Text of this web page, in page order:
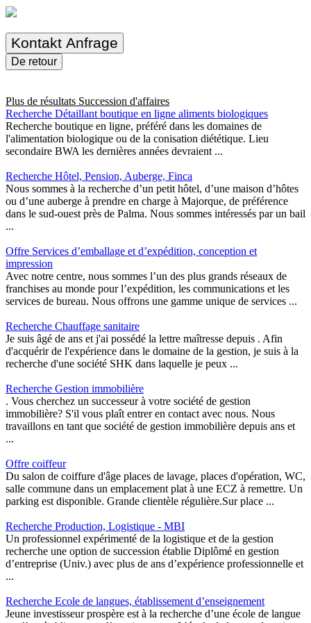
Kontakt Anfrage
De retour
Plus de résultats Succession d'affaires
Recherche Détaillant boutique en ligne aliments biologiques
Recherche boutique en ligne, préféré dans les domaines de
l'alimentation biologique ou de la conisation diététique. Lieu
secondaire BWA les dernières années devraient ...
Recherche Hôtel, Pension, Auberge, Finca
Nous sommes à la recherche d’un petit hôtel, d’une maison d’hôtes
ou d’une auberge à prendre en charge à Majorque, de préférence
dans le sud-ouest près de Palma. Nous sommes intéressés par un bail
...
Offre Services d’emballage et d’expédition, conception et
impression
Avec notre centre, nous sommes l’un des plus grands réseaux de
franchises au monde pour l’expédition, les communications et les
services de bureau. Nous offrons une gamme unique de services ...
Recherche Chauffage sanitaire
Je suis âgé de ans et j'ai possédé la lettre maîtresse depuis . Afin
d'acquérir de l'expérience dans le domaine de la gestion, je suis à la
recherche d'une société SHK dans laquelle je peux ...
Recherche Gestion immobilière
. Vous cherchez un successeur à votre société de gestion
immobilière? S'il vous plaît entrer en contact avec nous. Nous
travaillons en tant que société de gestion immobilière depuis ans et
...
Offre coiffeur
Du salon de coiffure d'âge places de lavage, places d'opération, WC,
salle commune dans un emplacement plat à une ECZ à remettre. Un
parking est disponible. Grande clientèle régulière.Sur place ...
Recherche Production, Logistique - MBI
Un professionnel expérimenté de la logistique et de la gestion
recherche une option de succession établie Diplômé en gestion
d’entreprise (Univ.) avec plus de ans d’expérience professionnelle et
...
Recherche Ecole de langues, établissement d’enseignement
Jeune investisseur prospère est à la recherche d’une école de langue